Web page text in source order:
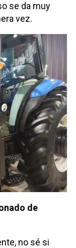
se da muy
vez.
de
no sé si